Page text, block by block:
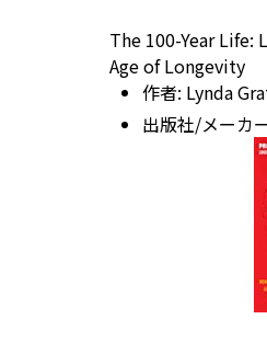
The 100-Year Life:
Age of Longevity
作者: Lynda
出版社/メーカ